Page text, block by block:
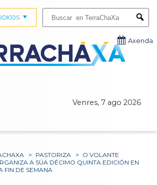
Venres, 7 ago 2026
Axenda
> PASTORIZA > O VOLANTE
A SÚA DÉCIMO QUINTA EDICIÓN EN
FIN DE SEMANA